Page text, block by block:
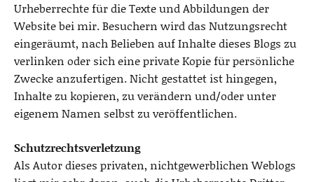
Urheberrechte für die Texte und Abbildungen der
Website bei mir. Besuchern wird das Nutzungsrecht
eingeräumt, nach Belieben auf Inhalte dieses Blogs zu
verlinken oder sich eine private Kopie für persönliche
Zwecke anzufertigen. Nicht gestattet ist hingegen,
Inhalte zu kopieren, zu verändern und/oder unter
eigenem Namen selbst zu veröffentlichen.
Schutzrechtsverletzung
Als Autor dieses privaten, nichtgewerblichen Weblogs